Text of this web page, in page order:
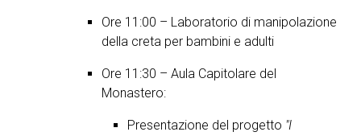
Ore 11:00 – Laboratorio di manipolazione
della creta per bambini e adulti
Ore 11:30 – Aula Capitolare del
Monastero:
Presentazione del progetto "I